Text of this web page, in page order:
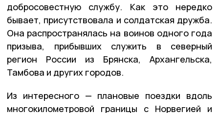
добросовестную службу. Как это нередко
бывает, присутствовала и солдатская дружба.
Она распространялась на воинов одного года
призыва, прибывших служить в северный
регион России из Брянска, Архангельска,
Тамбова и других городов.
Из интересного — плановые поездки вдоль
многокилометровой границы с Норвегией и